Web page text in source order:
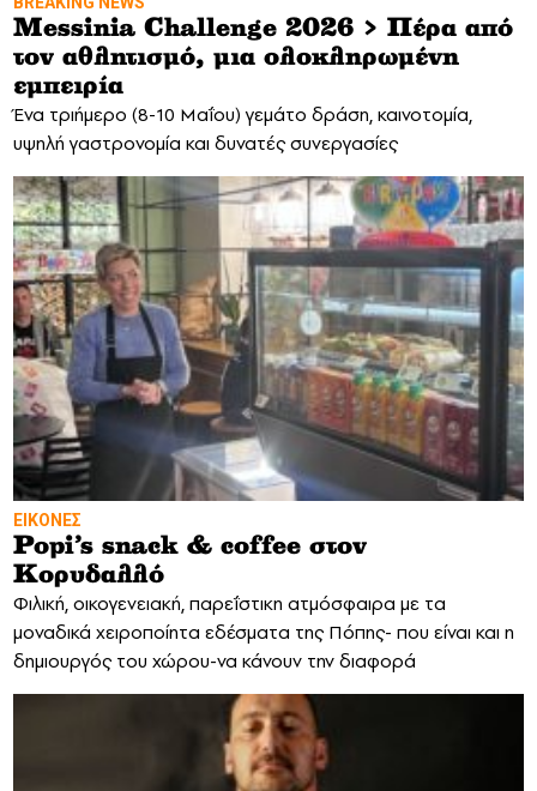
Messinia Challenge 2026 > Πέρα από
τον αθλητισμό, μια ολοκληρωμένη
εμπειρία
Ένα τριήμερο (8-10 Μαΐου) γεμάτο δράση, καινοτομία,
υψηλή γαστρονομία και δυνατές συνεργασίες
ΕΙΚΟΝΕΣ
Popi’s snack & coffee στον
Κορυδαλλό
Φιλική, οικογενειακή, παρεΐστικη ατμόσφαιρα με τα
μοναδικά χειροποίητα εδέσματα της Πόπης- που είναι και η
δημιουργός του χώρου-να κάνουν την διαφορά